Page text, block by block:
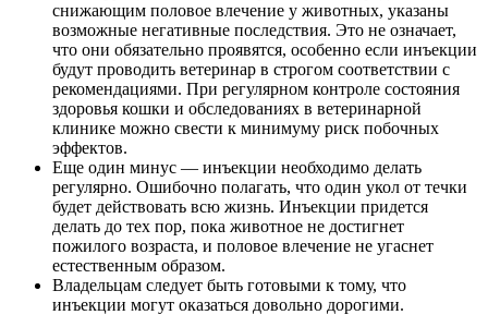
снижающим половое влечение у животных, указаны
возможные негативные последствия. Это не означает,
что они обязательно проявятся, особенно если инъекции
будут проводить ветеринар в строгом соответствии с
рекомендациями. При регулярном контроле состояния
здоровья кошки и обследованиях в ветеринарной
клинике можно свести к минимуму риск побочных
эффектов.
Еще один минус — инъекции необходимо делать
регулярно. Ошибочно полагать, что один укол от течки
будет действовать всю жизнь. Инъекции придется
делать до тех пор, пока животное не достигнет
пожилого возраста, и половое влечение не угаснет
естественным образом.
Владельцам следует быть готовыми к тому, что
инъекции могут оказаться довольно дорогими.